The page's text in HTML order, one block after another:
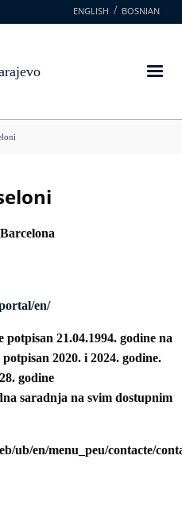
ENGLISH BOSNIAN
en/
potpisan 21.04.1994. godine na
2020. i 2024. godine.
godine
saradnja na svim dostupnim
ub/en/menu_peu/contacte/